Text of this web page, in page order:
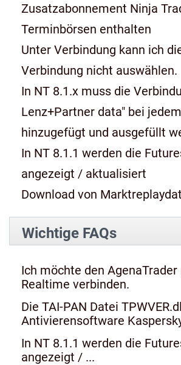
Zusatzabonnement Ninja
Terminbörsen enthalten
Unter Verbindung kann ich
Verbindung nicht auswählen.
In NT 8.1.x muss die
Lenz+Partner data" bei
hinzugefügt und ausgefüllt
In NT 8.1.1 werden die
angezeigt / aktualisiert
Download von
Wichtige FAQs
Ich möchte den AgenaTrader
Realtime verbinden.
Die TAI-PAN Datei
Antivierensoftware
In NT 8.1.1 werden die
angezeigt / ...